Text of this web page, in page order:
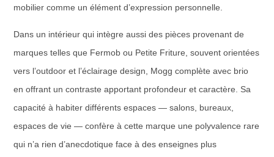
mobilier comme un élément d’expression personnelle.
Dans un intérieur qui intègre aussi des pièces provenant de
marques telles que Fermob ou Petite Friture, souvent orientées
vers l’outdoor et l’éclairage design, Mogg complète avec brio
en offrant un contraste apportant profondeur et caractère. Sa
capacité à habiter différents espaces — salons, bureaux,
espaces de vie — confère à cette marque une polyvalence rare
qui n’a rien d’anecdotique face à des enseignes plus